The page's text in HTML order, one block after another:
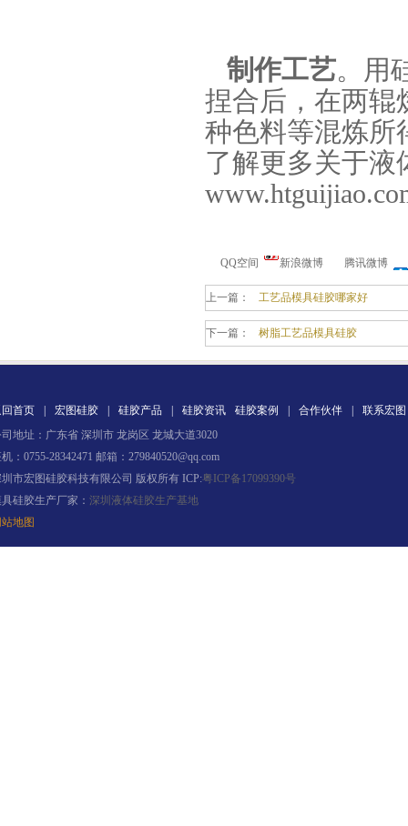
眼镜鼻托专用注射硅胶
制作工艺。用
捏合后，在两辊
种色料等混炼所
了解更多关于液
QQ空间 新浪微博 腾讯微博
上一篇： 工艺品模具硅胶哪家好
下一篇： 树脂工艺品模具硅胶
首页 宏图硅胶 硅胶产品 硅胶资讯 硅胶案例 合作伙伴
联系宏图
地址：广东省 深圳市 龙岗区 龙城大道3020
：0755-28342471 邮箱：279840520@qq.com
市宏图硅胶科技有限公司 版权所有 ICP:粤ICP备17099390号
硅胶生产厂家： 深圳液体硅胶生产基地
地图